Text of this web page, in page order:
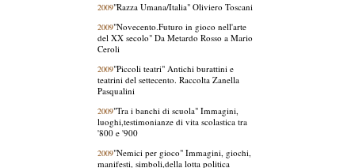
2009"Razza Umana/Italia" Oliviero Toscani
2009"Novecento.Futuro in gioco nell'arte
del XX secolo" Da Metardo Rosso a Mario
Ceroli
2009"Piccoli teatri" Antichi burattini e
teatrini del settecento. Raccolta Zanella
Pasqualini
2009"Tra i banchi di scuola" Immagini,
luoghi,testimonianze di vita scolastica tra
'800 e '900
2009"Nemici per gioco" Immagini, giochi,
manifesti, simboli,della lotta politica